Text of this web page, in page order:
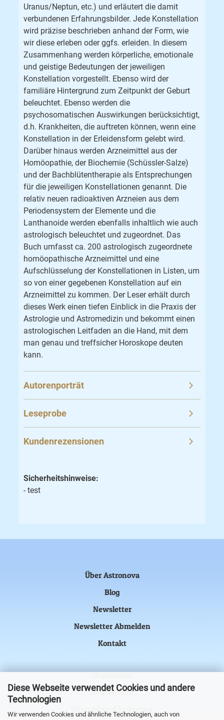
Diese Webseite verwendet Cookies und andere
Technologien
Wir verwenden Cookies und ähnliche Technologien, auch von
Uranus/Neptun, etc.) und erläutert die damit
verbundenen Erfahrungsbilder. Jede Konstellation
wird präzise beschrieben anhand der Form, wie
wir diese erleben oder ggfs. erleiden. In diesem
Zusammenhang werden körperliche, emotionale
und geistige Bedeutungen der jeweiligen
Konstellation vorgestellt. Ebenso wird der
familiäre Hintergrund zum Zeitpunkt der Geburt
beleuchtet. Ebenso werden die
psychosomatischen Auswirkungen berücksichtigt,
d.h. Krankheiten, die auftreten können, wenn eine
Konstellation in der Erleidensform gelebt wird.
Darüber hinaus werden Arzneimittel aus der
Homöopathie, der Biochemie (Schüssler-Salze)
und der Bachblütentherapie als Entsprechungen
für die jeweiligen Konstellationen genannt. Die
relativ neuen radioaktiven Arzneien aus dem
Periodensystem der Elemente und die
Lanthanoide werden ebenfalls inhaltlich wie auch
astrologisch beleuchtet und zugeordnet. Das
Buch umfasst ca. 200 astrologisch zugeordnete
homöopathische Arzneimittel und eine
Aufschlüsselung der Konstellationen in Listen, um
so von einer gegebenen Konstellation auf ein
Arzneimittel zu kommen. Der Leser erhält durch
dieses Werk einen tiefen Einblick in die Praxis der
Astrologie und Astromedizin und bekommt einen
astrologischen Leitfaden an die Hand, mit dem
man genau und treffsicher Horoskope deuten
kann.
Autorenporträt
Leseprobe
Kundenrezensionen
Sicherheitshinweise:
- test
Über Astronova
Blog
Newsletter
Newsletter Abmelden
Kontakt
Impressum
Datenschutz
Versand und Lieferung